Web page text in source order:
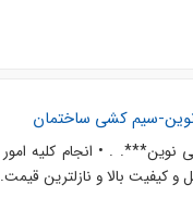
سیم کشی ساختمان
. • انجام کلیه
کیفیت بالا و نازلترین